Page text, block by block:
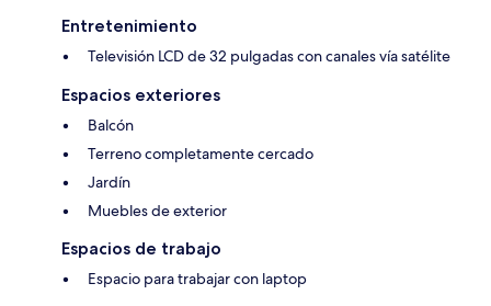
Entretenimiento
Televisión LCD de 32 pulgadas con canales vía satélite
Espacios exteriores
Balcón
Terreno completamente cercado
Jardín
Muebles de exterior
Espacios de trabajo
Espacio para trabajar con laptop